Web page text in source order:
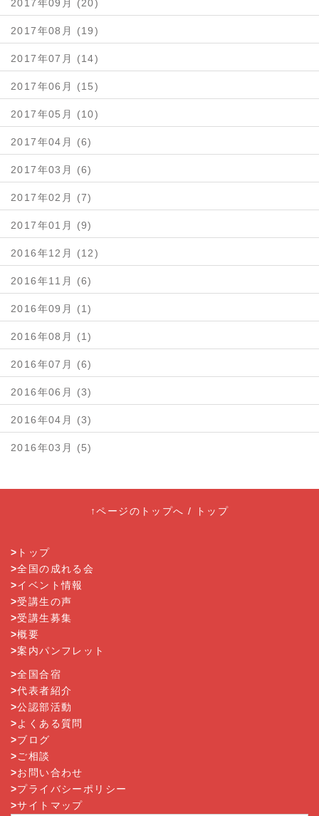
2017年09月 (20)
2017年08月 (19)
2017年07月 (14)
2017年06月 (15)
2017年05月 (10)
2017年04月 (6)
2017年03月 (6)
2017年02月 (7)
2017年01月 (9)
2016年12月 (12)
2016年11月 (6)
2016年09月 (1)
2016年08月 (1)
2016年07月 (6)
2016年06月 (3)
2016年04月 (3)
2016年03月 (5)
↑ページのトップへ / トップ
> トップ
>全国の成れる会
>イベント情報
>受講生の声
>受講生募集
>概要
>案内パンフレット
>全国合宿
>代表者紹介
>公認部活動
>よくある質問
>ブログ
>ご相談
>お問い合わせ
>プライバシーポリシー
>サイトマップ